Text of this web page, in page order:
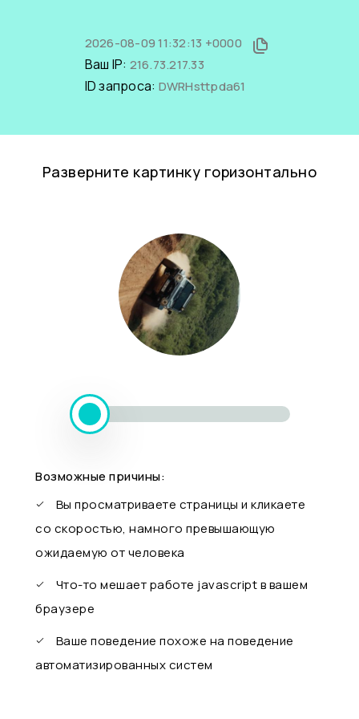
2026-08-09 11:32:13 +0000
Ваш IP: 216.73.217.33
ID запроса: DWRHsttpda61
Разверните картинку горизонтально
Возможные причины:
Вы просматриваете страницы и кликаете
со скоростью, намного превышающую
ожидаемую от человека
Что-то мешает работе javascript в вашем
браузере
Ваше поведение похоже на поведение
автоматизированных систем